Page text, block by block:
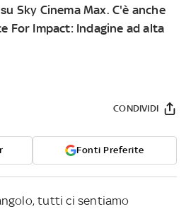
Sky Cinema Max. C'è anche
For Impact: Indagine ad alta
Fonti Preferite
CONDIVIDI
tutti ci sentiamo